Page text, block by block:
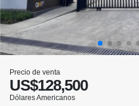
Precio de venta
US$128,500
Dólares Americanos